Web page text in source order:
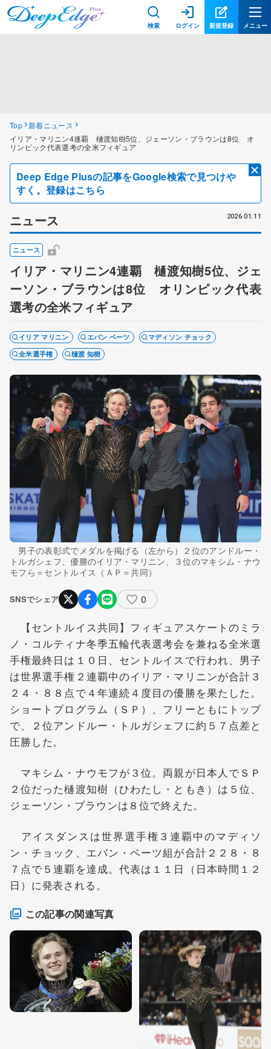
検索 ログイン 新規登録 メニュー
Top 新着ニュース
イリア・マリニン4連覇 樋渡知樹5位、ジェーソン・ブラウンは8位 オ
リンピック代表選考の全米フィギュア
Deep Edge Plusの記事をGoogle検索で見つけや
すく。登録はこちら
ニュース 2026.01.11
ニュース
イリア・マリニン4連覇 樋渡知樹5位、ジェ
ーソン・ブラウンは8位 オリンピック代表
選考の全米フィギュア
イリア マリニン エバン ベーツ
マディソン チョック
全米選手権
樋渡 知樹
男子の表彰式でメダルを掲げる（左から）２位のアンドルー・
トルガシェフ、優勝のイリア・マリニン、３位のマキシム・ナウ
モフら＝セントルイス（ＡＰ＝共同）
SNSでシェア 0
【セントルイス共同】フィギュアスケートのミラ
ノ・コルティナ冬季五輪代表選考会を兼ねる全米選
手権最終日は１０日、セントルイスで行われ、男子
は世界選手権２連覇中のイリア・マリニンが合計３
２４・８８点で４年連続４度目の優勝を果たした。
ショートプログラム（ＳＰ）、フリーともにトップ
で、２位アンドルー・トルガシェフに約５７点差と
圧勝した。
マキシム・ナウモフが３位。両親が日本人でＳＰ
２位だった樋渡知樹（ひわたし・ともき）は５位、
ジェーソン・ブラウンは８位で終えた。
アイスダンスは世界選手権３連覇中のマディソ
ン・チョック、エバン・ベーツ組が合計２２８・８
７点で５連覇を達成。代表は１１日（日本時間１２
日）に発表される。
この記事の関連写真